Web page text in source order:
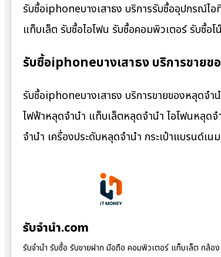
รับซื้อiphoneบางเสาธง บริการรับซื้ออุปกรณ์ไ
แท็บเล็ต รับซื้อไอโฟน รับซื้อคอมพิวเตอร์ รับซื้อ
รับซื้อiphoneบางเสาธง บริการขายข
รับซื้อiphoneบางเสาธง บริการขายของหลุดจ
ไฟฟ้าหลุดจำนำ แท็บเล็ตหลุดจำนำ ไอโฟนหลุด
จำนำ เครื่องประดับหลุดจำนำ กระเป๋าแบรนด์เ
รับจํานํา.com
รับจำนำ รับซื้อ รับขายฝาก มือถือ คอมพิวเตอร์ แท็บเล็ต กล้อ